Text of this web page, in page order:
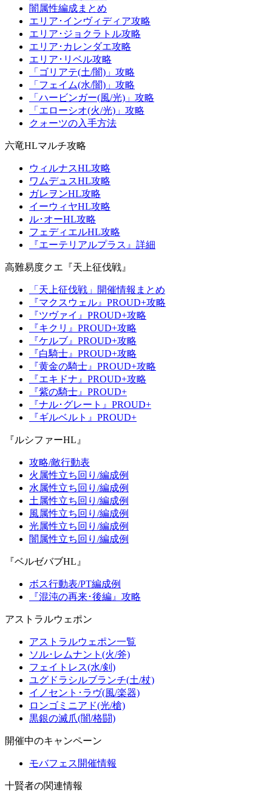
闇属性編成まとめ
エリア･インヴィディア攻略
エリア･ジョクラトル攻略
エリア･カレンダエ攻略
エリア･リベル攻略
「ゴリアテ(土/闇)」攻略
「フェイム(水/闇)」攻略
「ハービンガー(風/光)」攻略
「エローシオ(火/光)」攻略
クォーツの入手方法
六竜HLマルチ攻略
ウィルナスHL攻略
ワムデュスHL攻略
ガレヲンHL攻略
イーウィヤHL攻略
ル･オーHL攻略
フェディエルHL攻略
『エーテリアルプラス』詳細
高難易度クエ『天上征伐戦』
「天上征伐戦」開催情報まとめ
『マクスウェル』PROUD+攻略
『ツヴァイ』PROUD+攻略
『キクリ』PROUD+攻略
『ケルブ』PROUD+攻略
『白騎士』PROUD+攻略
『黄金の騎士』PROUD+攻略
『エキドナ』PROUD+攻略
『紫の騎士』PROUD+
『ナル･グレート』PROUD+
『ギルベルト』PROUD+
『ルシファーHL』
攻略/敵行動表
火属性立ち回り/編成例
水属性立ち回り/編成例
土属性立ち回り/編成例
風属性立ち回り/編成例
光属性立ち回り/編成例
闇属性立ち回り/編成例
『ベルゼバブHL』
ボス行動表/PT編成例
『混沌の再来･後編』攻略
アストラルウェポン
アストラルウェポン一覧
ソル･レムナント(火/斧)
フェイトレス(水/剣)
ユグドラシルブランチ(土/杖)
イノセント･ラヴ(風/楽器)
ロンゴミニアド(光/槍)
黒銀の滅爪(闇/格闘)
開催中のキャンペーン
モバフェス開催情報
十賢者の関連情報